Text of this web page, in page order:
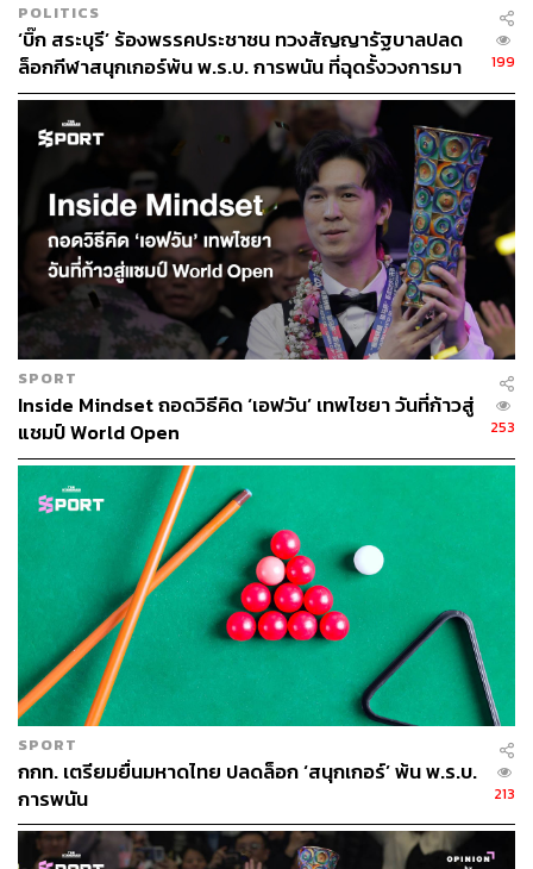
POLITICS
‘บิ๊ก สระบุรี’ ร้องพรรคประชาชน ทวงสัญญารัฐบาลปลด
ล็อกกีฬาสนุกเกอร์พ้น พ.ร.บ. การพนัน ที่ฉุดรั้งวงการมา
ถึง 91 ปี
199
SPORT
Inside Mindset ถอดวิธีคิด ‘เอฟวัน’ เทพไชยา วันที่ก้าวสู่
แชมป์ World Open
253
SPORT
กกท. เตรียมยื่นมหาดไทย ปลดล็อก ‘สนุกเกอร์’ พ้น พ.ร.บ.
การพนัน
213